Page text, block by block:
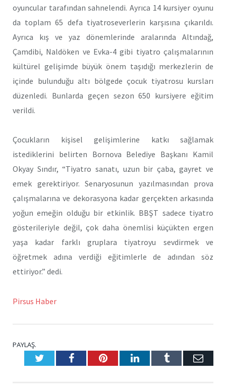
oyuncular tarafından sahnelendi. Ayrıca 14 kursiyer oyunu
da toplam 65 defa tiyatroseverlerin karşısına çıkarıldı.
Ayrıca kış ve yaz dönemlerinde aralarında Altındağ,
Çamdibi, Naldöken ve Evka-4 gibi tiyatro çalışmalarının
kültürel gelişimde büyük önem taşıdığı merkezlerin de
içinde bulunduğu altı bölgede çocuk tiyatrosu kursları
düzenledi. Bunlarda geçen sezon 650 kursiyere eğitim
verildi.
Çocukların kişisel gelişimlerine katkı sağlamak
istediklerini belirten Bornova Belediye Başkanı Kamil
Okyay Sındır, “Tiyatro sanatı, uzun bir çaba, gayret ve
emek gerektiriyor. Senaryosunun yazılmasından prova
çalışmalarına ve dekorasyona kadar gerçekten arkasında
yoğun emeğin olduğu bir etkinlik. BBŞT sadece tiyatro
gösterileriyle değil, çok daha önemlisi küçükten ergen
yaşa kadar farklı gruplara tiyatroyu sevdirmek ve
öğretmek adına verdiği eğitimlerle de adından söz
ettiriyor.” dedi.
Pirsus Haber
PAYLAŞ.
TwitterFacebookPinterestLinkedInTumblr E-